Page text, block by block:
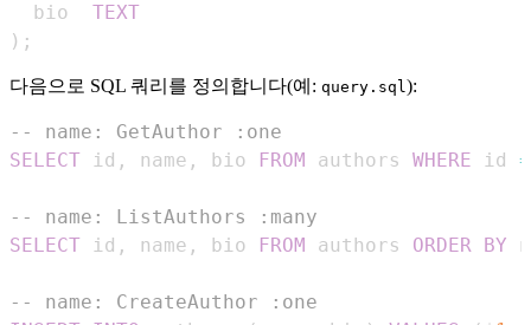
  bio
TEXT
) ;
다음으로 SQL 쿼리를 정의합니다(예: query.sql):
-- name: GetAuthor :one
SELECT id , name , bio FROM authors WHERE id =
-- name: ListAuthors :many
SELECT id , name , bio FROM authors ORDER BY
-- name: CreateAuthor :one